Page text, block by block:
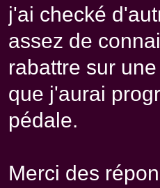
j'ai checké
assez de
rabattre sur
que j'aurai
pédale.
Merci des